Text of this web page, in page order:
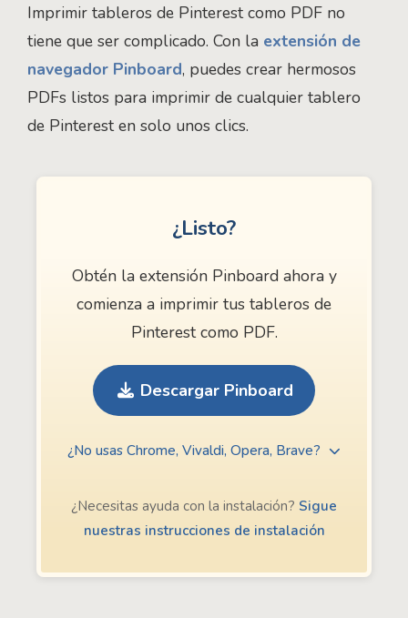
Imprimir tableros de Pinterest como PDF no
tiene que ser complicado. Con la extensión de
navegador Pinboard, puedes crear hermosos
PDFs listos para imprimir de cualquier tablero
de Pinterest en solo unos clics.
¿Listo?
Obtén la extensión Pinboard ahora y
comienza a imprimir tus tableros de
Pinterest como PDF.
Descargar Pinboard
¿No usas Chrome, Vivaldi, Opera, Brave?
¿Necesitas ayuda con la instalación? Sigue
nuestras instrucciones de instalación